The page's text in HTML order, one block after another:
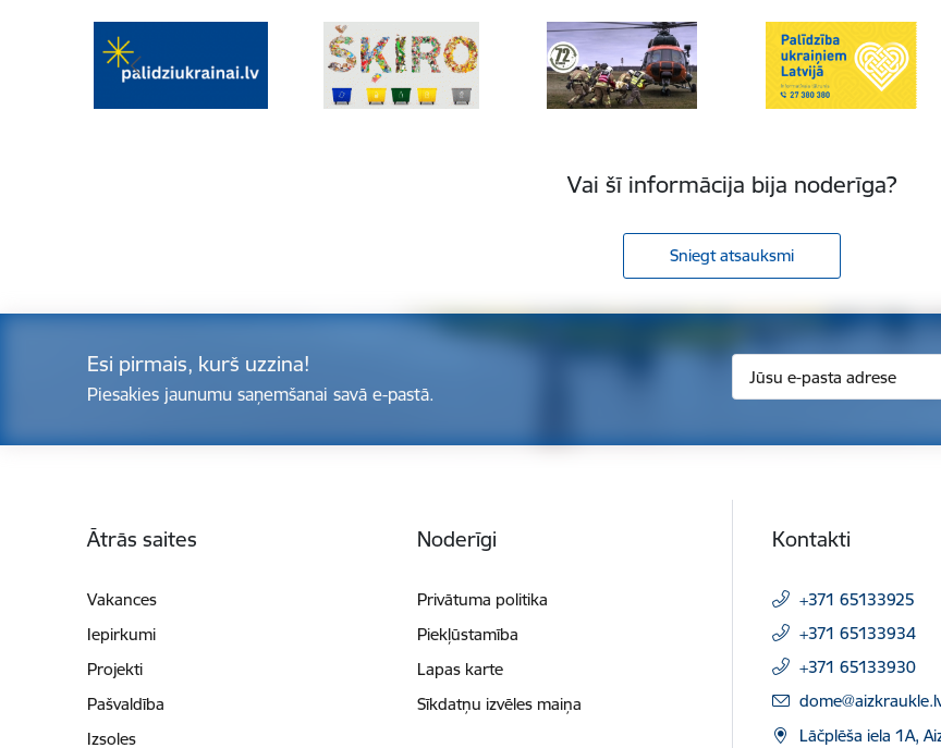
Vai šī informācija bija noderīga?
Sniegt atsauksmi
Esi pirmais, kurš uzzina!
Piesakies jaunumu saņemšanai savā e-pastā.
Ātrās saites
Vakances
Iepirkumi
Projekti
Pašvaldība
Izsoles
Noderīgi
Privātuma politika
Piekļūstamība
Lapas karte
Sīkdatņu izvēles maiņa
Kontakti
+371 65133925
+371 65133934
+371 65133930
E-pasts:
Lāčplēša iela 1A,